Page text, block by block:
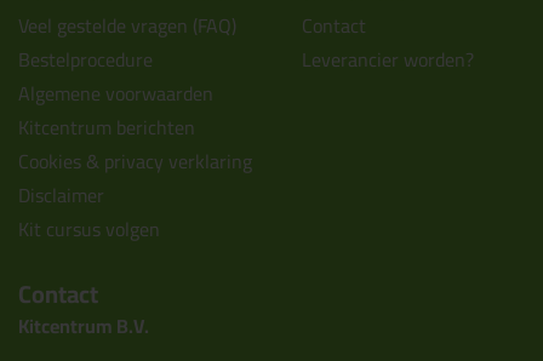
Veel gestelde vragen (FAQ)
Bestelprocedure
Algemene voorwaarden
Kitcentrum berichten
Cookies & privacy verklaring
Disclaimer
Kit cursus volgen
Contact
Leverancier worden?
Contact
Kitcentrum B.V.